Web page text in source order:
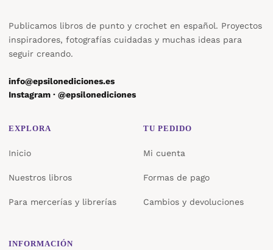
Publicamos libros de punto y crochet en español. Proyectos
inspiradores, fotografías cuidadas y muchas ideas para
seguir creando.
info@epsilonediciones.es
Instagram · @epsilonediciones
EXPLORA
Inicio
Nuestros libros
Para mercerías y librerías
TU PEDIDO
Mi cuenta
Formas de pago
Cambios y devoluciones
INFORMACIÓN